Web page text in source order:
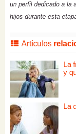
un perfil dedicado a la
hijos durante esta
Artículos
La
y
La